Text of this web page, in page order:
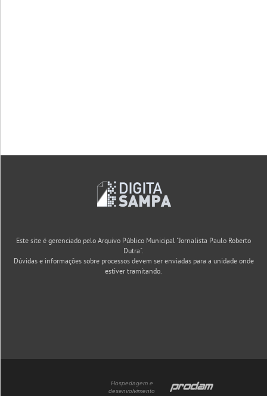
Este site é gerenciado pelo Arquivo Público Municipal "Jornalista Paulo Roberto
Dutra".
Dúvidas e informações sobre processos devem ser enviadas para a unidade onde
estiver tramitando.
Hospedagem e
desenvolvimento